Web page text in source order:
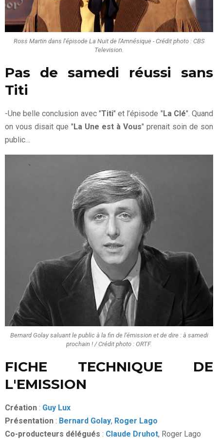
Ross Martin dans l'épisode La Nuit de l'Amnésique - Crédit photo : CBS
Television.
Pas de samedi réussi sans
Titi
-Une belle conclusion avec "Titi" et l’épisode "La Clé". Quand
on vous disait que "La Une est à Vous" prenait soin de son
public…
Bernard Golay saluant le public à la fin de l'émission et de dire : à samedi
prochain ! / Crédit photo : ORTF.
FICHE TECHNIQUE DE
L'EMISSION
Création : Guy Lux
Présentation : Bernard Golay, Roger Lago
Co-producteurs délégués : Claude Druhot, Roger Lago